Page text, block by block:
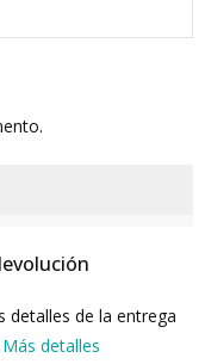
detalles de la entrega
Más detalles